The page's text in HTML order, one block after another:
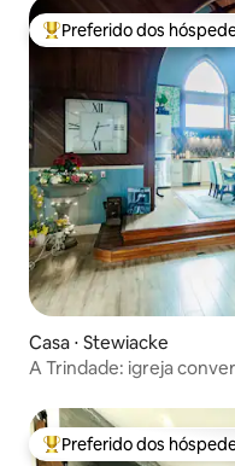
Entre os melhores
Preferido dos
Casa ⋅ Stewiacke
A Trindade: igreja
Entre os melhores
Preferido dos